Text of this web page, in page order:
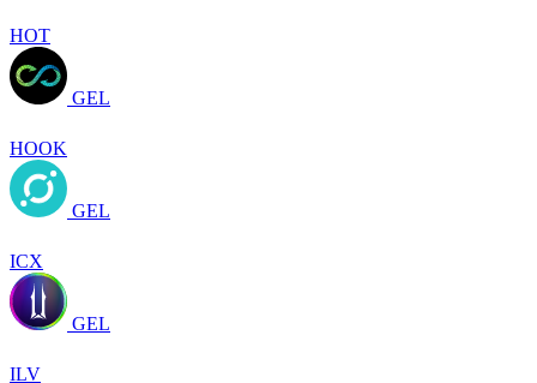
HOT
GEL
HOOK
GEL
ICX
GEL
ILV